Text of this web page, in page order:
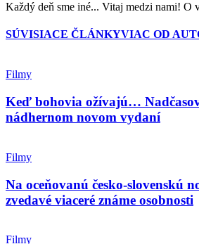
Každý deň sme iné... Vitaj medzi nami! O
SÚVISIACE ČLÁNKYVIAC OD
Filmy
Keď bohovia ožívajú…
nádhernom novom vydaní
Filmy
Na oceňovanú česko-slovenskú
zvedavé viaceré známe osobnosti
Filmy